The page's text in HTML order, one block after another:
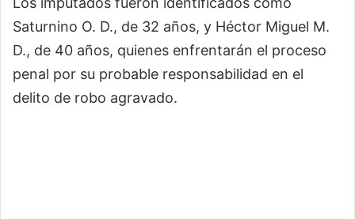
Saturnino O. D., de 32 años, y Héctor Miguel M.
D., de 40 años, quienes enfrentarán el proceso
penal por su probable responsabilidad en el
delito de robo agravado.